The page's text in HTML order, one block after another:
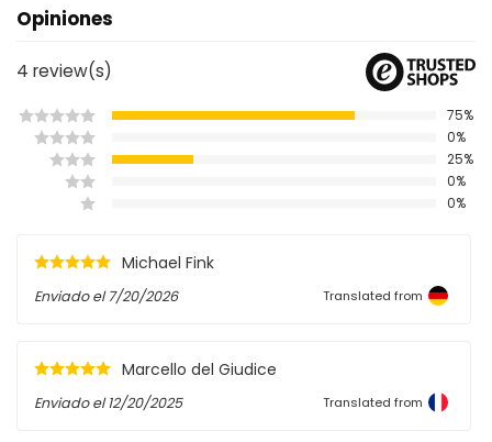
Opiniones
4 review(s)
75%
0%
25%
0%
0%
Michael Fink
Enviado el7/20/2026 Translated from
Marcello del Giudice
Enviado el12/20/2025 Translated from